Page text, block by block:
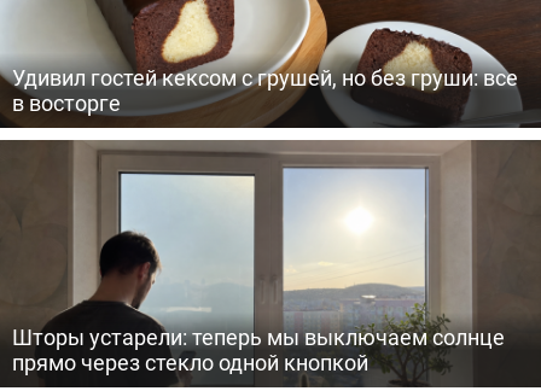
Удивил гостей кексом с грушей, но без груши: все
в восторге
Шторы устарели: теперь мы выключаем солнце
прямо через стекло одной кнопкой